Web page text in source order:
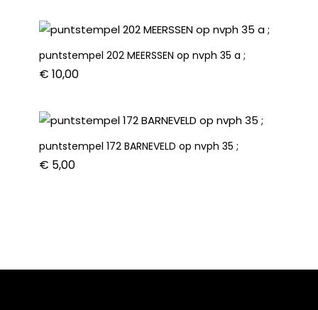
puntstempel 202 MEERSSEN op nvph 35 a ;
€ 10,00
puntstempel 172 BARNEVELD op nvph 35 ;
€ 5,00